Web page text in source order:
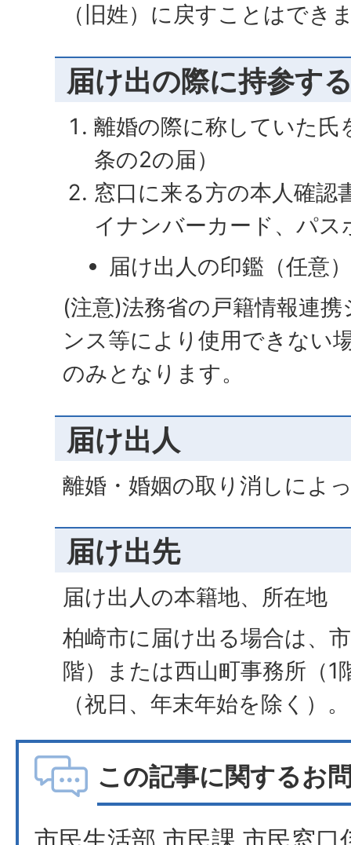
（旧姓）に戻すことはでき
届け出の際に持参す
離婚の際に称していた氏
条の2の届）
窓口に来る方の本人確認
イナンバーカード、パス
届け出人の印鑑（任意
(注意)法務省の戸籍情報連
ンス等により使用できない
のみとなります。
届け出人
離婚・婚姻の取り消しによ
届け出先
届け出人の本籍地、所在地
柏崎市に届け出る場合は、
階）または西山町事務所（1
（祝日、年末年始を除く）。
この記事に関するお